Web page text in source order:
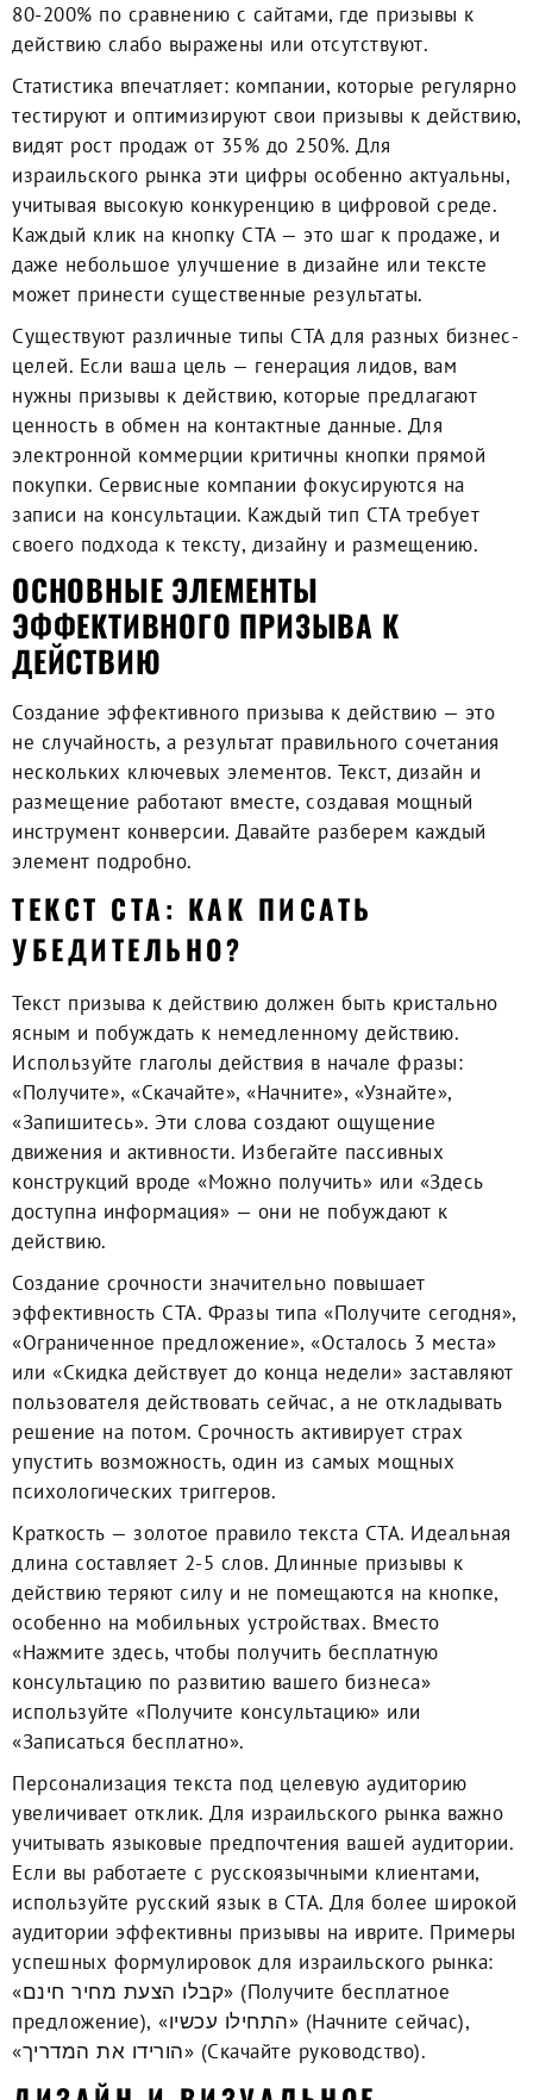
80-200% по сравнению с сайтами, где призывы к
действию слабо выражены или отсутствуют.
Статистика впечатляет: компании, которые регулярно
тестируют и оптимизируют свои призывы к действию,
видят рост продаж от 35% до 250%. Для
израильского рынка эти цифры особенно актуальны,
учитывая высокую конкуренцию в цифровой среде.
Каждый клик на кнопку CTA — это шаг к продаже, и
даже небольшое улучшение в дизайне или тексте
может принести существенные результаты.
Существуют различные типы CTA для разных бизнес-
целей. Если ваша цель — генерация лидов, вам
нужны призывы к действию, которые предлагают
ценность в обмен на контактные данные. Для
электронной коммерции критичны кнопки прямой
покупки. Сервисные компании фокусируются на
записи на консультации. Каждый тип CTA требует
своего подхода к тексту, дизайну и размещению.
ОСНОВНЫЕ ЭЛЕМЕНТЫ
ЭФФЕКТИВНОГО ПРИЗЫВА К
ДЕЙСТВИЮ
Создание эффективного призыва к действию — это
не случайность, а результат правильного сочетания
нескольких ключевых элементов. Текст, дизайн и
размещение работают вместе, создавая мощный
инструмент конверсии. Давайте разберем каждый
элемент подробно.
ТЕКСТ CTA: КАК ПИСАТЬ
УБЕДИТЕЛЬНО?
Текст призыва к действию должен быть кристально
ясным и побуждать к немедленному действию.
Используйте глаголы действия в начале фразы:
«Получите», «Скачайте», «Начните», «Узнайте»,
«Запишитесь». Эти слова создают ощущение
движения и активности. Избегайте пассивных
конструкций вроде «Можно получить» или «Здесь
доступна информация» — они не побуждают к
действию.
Создание срочности значительно повышает
эффективность CTA. Фразы типа «Получите сегодня»,
«Ограниченное предложение», «Осталось 3 места»
или «Скидка действует до конца недели» заставляют
пользователя действовать сейчас, а не откладывать
решение на потом. Срочность активирует страх
упустить возможность, один из самых мощных
психологических триггеров.
Краткость — золотое правило текста CTA. Идеальная
длина составляет 2-5 слов. Длинные призывы к
действию теряют силу и не помещаются на кнопке,
особенно на мобильных устройствах. Вместо
«Нажмите здесь, чтобы получить бесплатную
консультацию по развитию вашего бизнеса»
используйте «Получите консультацию» или
«Записаться бесплатно».
Персонализация текста под целевую аудиторию
увеличивает отклик. Для израильского рынка важно
учитывать языковые предпочтения вашей аудитории.
Если вы работаете с русскоязычными клиентами,
используйте русский язык в CTA. Для более широкой
аудитории эффективны призывы на иврите. Примеры
успешных формулировок для израильского рынка:
«קבלו הצעת מחיר חינם» (Получите бесплатное
предложение), «התחילו עכשיו» (Начните сейчас),
«הורידו את המדריך» (Скачайте руководство).